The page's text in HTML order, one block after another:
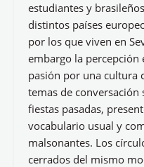
estudiantes y
distintos países
por los que viven en
embargo la
pasión por una cultura
temas de
fiestas pasadas,
vocabulario usual y
malsonantes. Los
cerrados del mismo